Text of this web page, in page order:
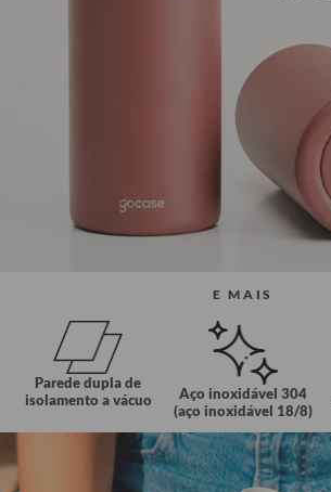
E MAIS
Parede dupla de
isolamento a vácuo
Aço inoxidável 304
(aço inoxidável 18/8)